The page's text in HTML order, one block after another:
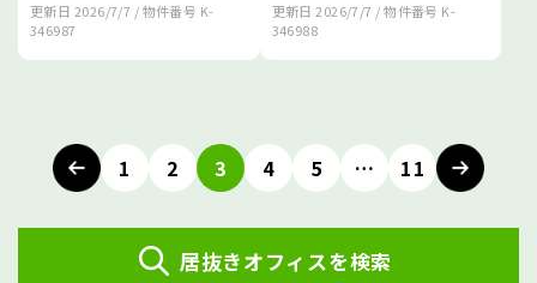
更新日 2026/7/7 / 物件番号 K-
346987
更新日2026/7/7 / 物件番号 K-
346988
稿
ナ
1 2 3 4 5 … 11
居抜きオフィスを検索